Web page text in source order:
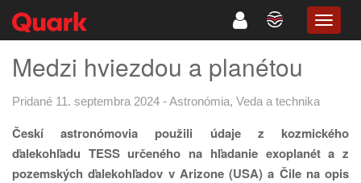
Medzi hviezdou a planétou
Pridané 11. septembra 2024 -Astronómia, Veda a technika
Českí astronómovia použili údaje z kozmického
ďalekohľadu TESS určeného na hľadanie exoplanét a z
pozemských ďalekohľadov v Arizone (USA) a Čile na opis